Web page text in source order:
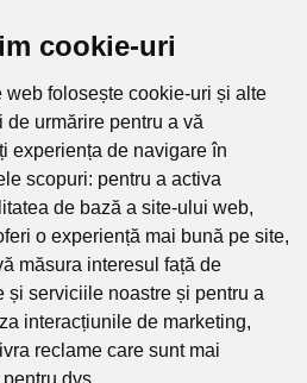
cookie-uri
web folosește cookie-uri și alte
de urmărire pentru a vă
experiența de navigare în
scopuri: pentru a activa
de bază a site-ului web,
o experiență mai bună pe site,
măsura interesul față de
și serviciile noastre și pentru a
interacțiunile de marketing,
reclame care sunt mai
dvs.
(2)
Vezi toate intrebarile si raspunsurile
ventilatie si climatizare CALOR